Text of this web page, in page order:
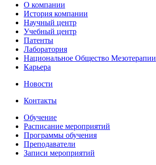
О компании
История компании
Научный центр
Учебный центр
Патенты
Лаборатория
Национальное Общество Мезотерапии
Карьера
Новости
Контакты
Обучение
Расписание мероприятий
Программы обучения
Преподаватели
Записи мероприятий